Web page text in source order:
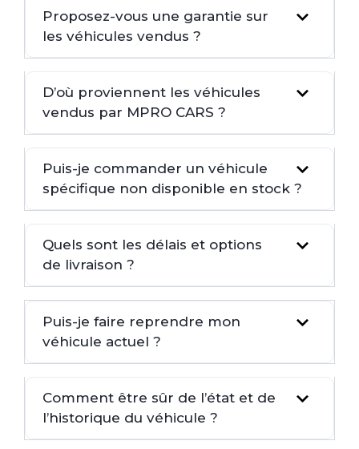
Proposez-vous une garantie sur
les véhicules vendus ?
D’où proviennent les véhicules
vendus par MPRO CARS ?
Puis-je commander un véhicule
spécifique non disponible en stock ?
Quels sont les délais et options
de livraison ?
Puis-je faire reprendre mon
véhicule actuel ?
Comment être sûr de l’état et de
l’historique du véhicule ?